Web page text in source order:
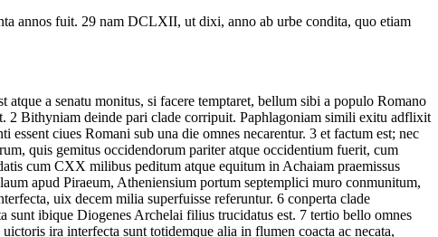
annos fuit. 29 nam DCLXII, ut dixi, anno ab urbe condita, quo etiam
a senatu monitus, si facere temptaret, bellum sibi a populo Romano
2 Bithyniam deinde pari clade corripuit. Paphlagoniam simili exitu adflixit
ciues Romani sub una die omnes necarentur. 3 et factum est; nec
quis gemitus occidendorum pariter atque occidentium fuerit, cum
cum CXX milibus peditum atque equitum in Achaiam praemissus
apud Piraeum, Atheniensium portum septemplici muro conmunitum,
uix decem milia superfuisse referuntur. 6 conperta clade
sunt ibique Diogenes Archelai filius trucidatus est. 7 tertio bello omnes
ira interfecta sunt totidemque alia in flumen coacta ac necata,